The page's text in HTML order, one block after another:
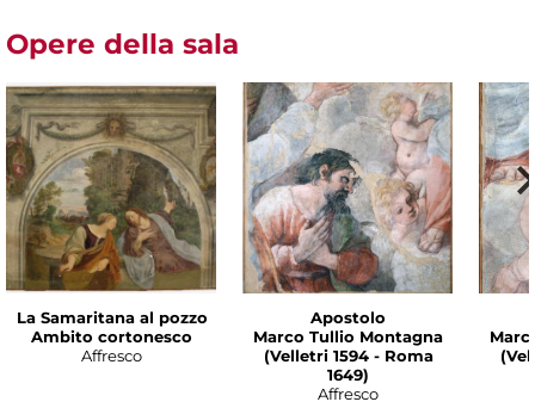
Opere della sala
La Samaritana al pozzo
Ambito cortonesco
Affresco
Apostolo
Marco Tullio Montagna
(Velletri 1594 - Roma
1649)
Affresco